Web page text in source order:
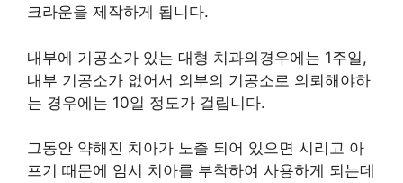
크라운을 제작하게 됩니다.
내부에 기공소가 있는 대형 치과의경우에는 1주일,
내부 기공소가 없어서 외부의 기공소로 의뢰해야하
는 경우에는 10일 정도가 걸립니다.
그동안 약해진 치아가 노출 되어 있으면 시리고 아
프기 때문에 임시 치아를 부착하여 사용하게 되는데